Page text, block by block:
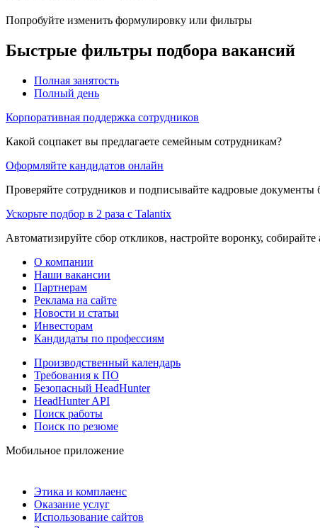
Попробуйте изменить формулировку или фильтры
Быстрые фильтры подбора вакансий
Полная занятость
Полный день
Корпоративная поддержка сотрудников
Какой соцпакет вы предлагаете семейным сотрудникам?
Оформляйте кандидатов онлайн
Проверяйте сотрудников и подписывайте кадровые документы
Ускорьте подбор в 2 раза с Talantix
Автоматизируйте сбор откликов, настройте воронку,
О компании
Наши вакансии
Партнерам
Реклама на сайте
Новости и статьи
Инвесторам
Кандидаты по профессиям
Производственный календарь
Требования к ПО
Безопасный HeadHunter
HeadHunter API
Поиск работы
Поиск по резюме
Мобильное приложение
Этика и комплаенс
Оказание услуг
Использование сайтов